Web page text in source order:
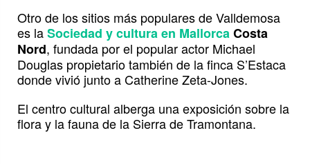
Otro de los sitios más populares de Valldemosa
es laSociedad y cultura en MallorcaCosta
Nord, fundada por el popular actor Michael
Douglas propietario también de la finca S’Estaca
donde vivió junto a Catherine Zeta-Jones.
El centro cultural alberga una exposición sobre la
flora y la fauna de la Sierra de Tramontana.